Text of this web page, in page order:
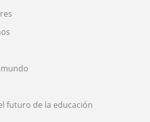
futuro de la educación